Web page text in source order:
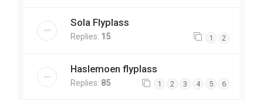
Sola Flyplass
Replies: 15 1 2
Haslemoen flyplass
Replies: 85 1 2 3 4 5 6